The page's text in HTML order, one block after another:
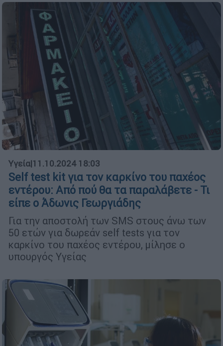
Υγεία|11.10.2024 18:03
Self test kit για τον καρκίνο του παχέος
εντέρου: Από πού θα τα παραλάβετε - Τι
είπε ο Άδωνις Γεωργιάδης
Για την αποστολή των SMS στους άνω των
50 ετών για δωρεάν self tests για τον
καρκίνο του παχέος εντέρου, μίλησε ο
υπουργός Υγείας